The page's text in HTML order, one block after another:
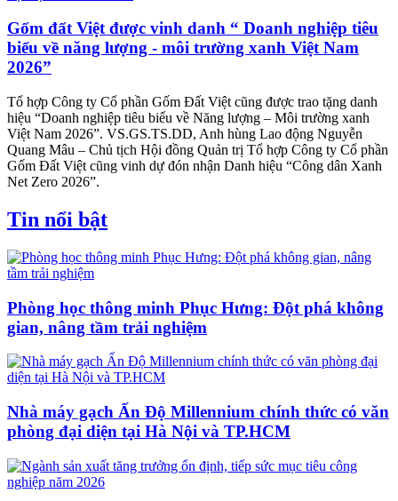
Gốm đất Việt được vinh danh “ Doanh nghiệp tiêu
biểu về năng lượng - môi trường xanh Việt Nam
2026”
Tổ hợp Công ty Cổ phần Gốm Đất Việt cũng được trao tặng danh
hiệu “Doanh nghiệp tiêu biểu về Năng lượng – Môi trường xanh
Việt Nam 2026”. VS.GS.TS.DD, Anh hùng Lao động Nguyễn
Quang Mâu – Chủ tịch Hội đồng Quản trị Tổ hợp Công ty Cổ phần
Gốm Đất Việt cũng vinh dự đón nhận Danh hiệu “Công dân Xanh
Net Zero 2026”.
Tin nổi bật
Phòng học thông minh Phục Hưng: Đột phá không
gian, nâng tầm trải nghiệm
Nhà máy gạch Ấn Độ Millennium chính thức có văn
phòng đại diện tại Hà Nội và TP.HCM